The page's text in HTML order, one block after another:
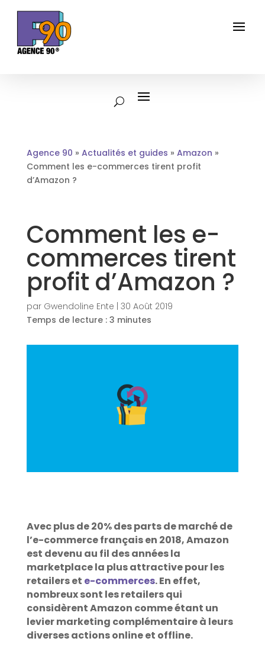
Agence 90 » Actualités et guides » Amazon »
Comment les e-commerces tirent profit
d’Amazon ?
Comment les e-
commerces tirent
profit d’Amazon ?
par Gwendoline Ente 30 Août 2019
Temps de lecture : 3 minutes
Avec plus de 20% des parts de marché de
l’e-commerce français en 2018, Amazon
est devenu au fil des années la
marketplace la plus attractive pour les
retailers et e-commerces. En effet,
nombreux sont les retailers qui
considèrent Amazon comme étant un
levier marketing complémentaire à leurs
diverses actions online et offline.